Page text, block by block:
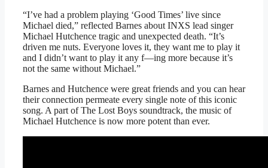
“I’ve had a problem playing ‘Good Times’ live since
Michael died,” reflected Barnes about INXS lead singer
Michael Hutchence tragic and unexpected death. “It’s
driven me nuts. Everyone loves it, they want me to play it
and I didn’t want to play it any f—ing more because it’s
not the same without Michael.”
Barnes and Hutchence were great friends and you can hear
their connection permeate every single note of this iconic
song. A part of The Lost Boys soundtrack, the music of
Michael Hutchence is now more potent than ever.